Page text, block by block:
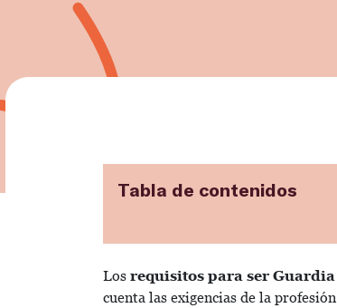
Tabla de contenidos
Los requisitos para ser
cuenta las exigencias de la